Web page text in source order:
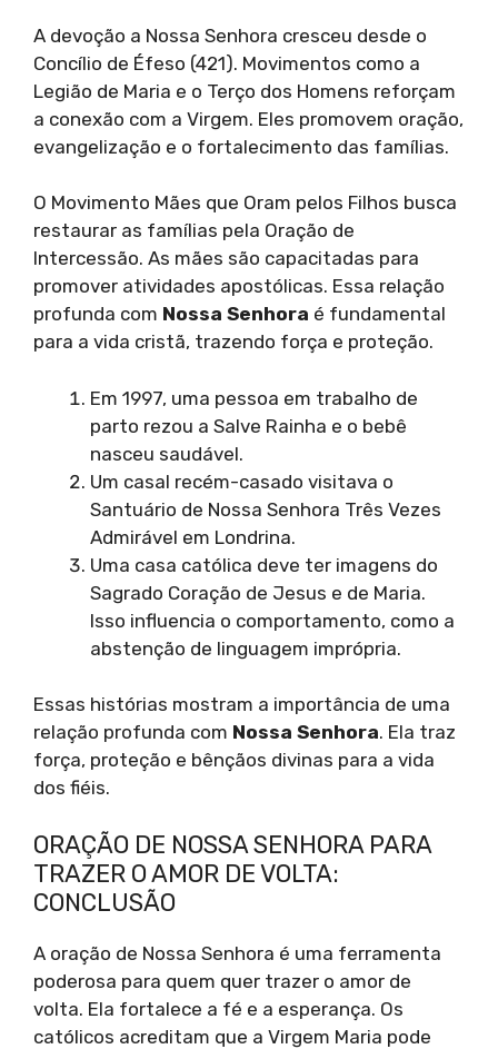
A devoção a Nossa Senhora cresceu desde o
Concílio de Éfeso (421). Movimentos como a
Legião de Maria e o Terço dos Homens reforçam
a conexão com a Virgem. Eles promovem oração,
evangelização e o fortalecimento das famílias.
O Movimento Mães que Oram pelos Filhos busca
restaurar as famílias pela Oração de
Intercessão. As mães são capacitadas para
promover atividades apostólicas. Essa relação
profunda com Nossa Senhora é fundamental
para a vida cristã, trazendo força e proteção.
Em 1997, uma pessoa em trabalho de
parto rezou a Salve Rainha e o bebê
nasceu saudável.
Um casal recém-casado visitava o
Santuário de Nossa Senhora Três Vezes
Admirável em Londrina.
Uma casa católica deve ter imagens do
Sagrado Coração de Jesus e de Maria.
Isso influencia o comportamento, como a
abstenção de linguagem imprópria.
Essas histórias mostram a importância de uma
relação profunda com Nossa Senhora. Ela traz
força, proteção e bênçãos divinas para a vida
dos fiéis.
ORAÇÃO DE NOSSA SENHORA PARA
TRAZER O AMOR DE VOLTA:
CONCLUSÃO
A oração de Nossa Senhora é uma ferramenta
poderosa para quem quer trazer o amor de
volta. Ela fortalece a fé e a esperança. Os
católicos acreditam que a Virgem Maria pode